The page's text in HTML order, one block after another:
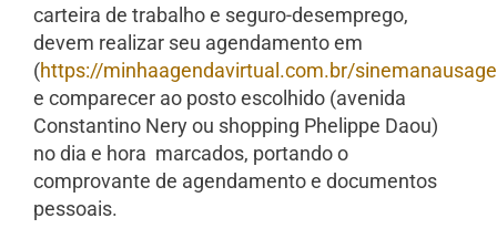
carteira de trabalho e seguro-desemprego,
devem realizar seu agendamento em
(https://minhaagendavirtual.com.br/
e comparecer ao posto escolhido (avenida
Constantino Nery ou shopping Phelippe Daou)
no dia e hora marcados, portando o
comprovante de agendamento e documentos
pessoais.